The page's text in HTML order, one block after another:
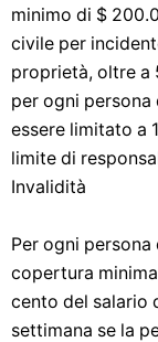
minimo di $
civile per
proprietà, oltre a
per ogni persona
essere limitato a
limite di
Invalidità
Per ogni
copertura
cento del salario
settimana se la